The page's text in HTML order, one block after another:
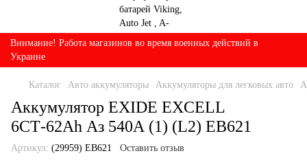
Внимание! Работа магазинов во время военных действий в
Украине
Каталог Авто аккумуляторы Аккумуляторы для легковых авто
Аккумулятор EXIDE EXCELL
6СТ-62Ah Аз 540А (1) (L2) EB621
Артикул: (29959) ЕB621 Оставить отзыв